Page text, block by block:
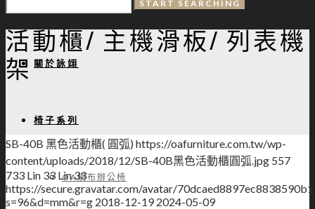
關於詠翊
椅子系列
OA網布辦公椅
活動櫃/ 主機滑板/ 列表機
架
SB-40B 黑色活動櫃( 圓弧) https://oafurniture.com.tw/wp-
content/uploads/2018/12/SB-40B黑色活動櫃圓弧.jpg 557
733 Lin 33 Lin 33
https://secure.gravatar.com/avatar/
s=96&d=mm&r=g 2018-12-19 2024-05-09